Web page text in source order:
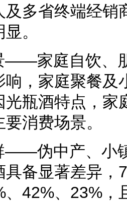
及多省终端经销
。
——家庭自饮、
响，家庭聚餐及
光瓶酒特点，家
消费场景。
——伪中产、小
具备显著差异，
、42%、23%，